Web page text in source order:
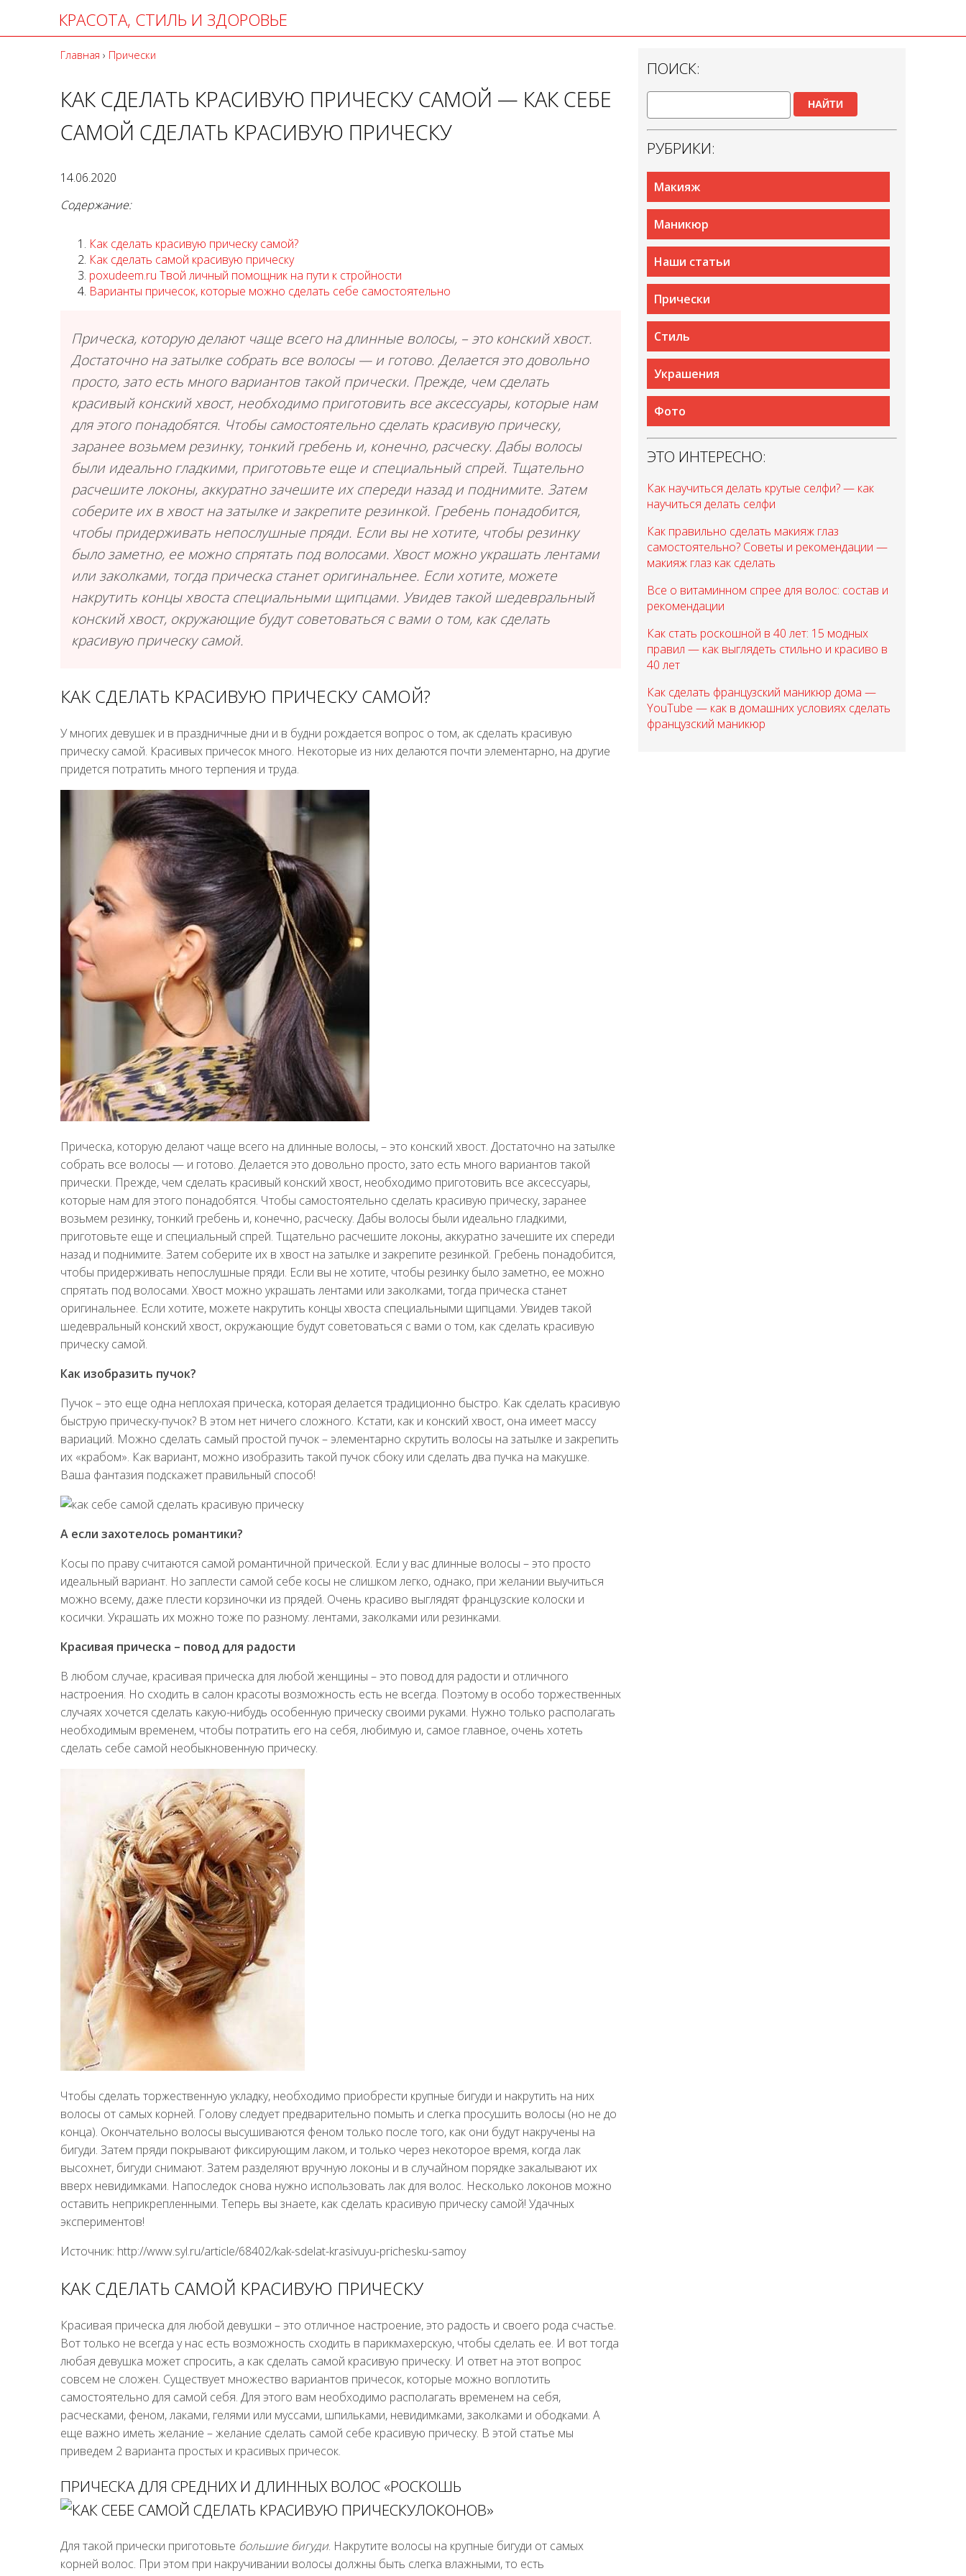
КРАСОТА, СТИЛЬ И ЗДОРОВЬЕ
Главная › Прически
КАК СДЕЛАТЬ КРАСИВУЮ ПРИЧЕСКУ САМОЙ — КАК СЕБЕ
САМОЙ СДЕЛАТЬ КРАСИВУЮ ПРИЧЕСКУ
14.06.2020
Содержание:
Как сделать красивую прическу самой?
Как сделать самой красивую прическу
poxudeem.ru Твой личный помощник на пути к стройности
Варианты причесок, которые можно сделать себе самостоятельно
Прическа, которую делают чаще всего на длинные волосы, – это конский хвост.
Достаточно на затылке собрать все волосы — и готово. Делается это довольно
просто, зато есть много вариантов такой прически. Прежде, чем сделать
красивый конский хвост, необходимо приготовить все аксессуары, которые нам
для этого понадобятся. Чтобы самостоятельно сделать красивую прическу,
заранее возьмем резинку, тонкий гребень и, конечно, расческу. Дабы волосы
были идеально гладкими, приготовьте еще и специальный спрей. Тщательно
расчешите локоны, аккуратно зачешите их спереди назад и поднимите. Затем
соберите их в хвост на затылке и закрепите резинкой. Гребень понадобится,
чтобы придерживать непослушные пряди. Если вы не хотите, чтобы резинку
было заметно, ее можно спрятать под волосами. Хвост можно украшать лентами
или заколками, тогда прическа станет оригинальнее. Если хотите, можете
накрутить концы хвоста специальными щипцами. Увидев такой шедевральный
конский хвост, окружающие будут советоваться с вами о том, как сделать
красивую прическу самой.
КАК СДЕЛАТЬ КРАСИВУЮ ПРИЧЕСКУ САМОЙ?
У многих девушек и в праздничные дни и в будни рождается вопрос о том, ак сделать красивую
прическу самой. Красивых причесок много. Некоторые из них делаются почти элементарно, на другие
придется потратить много терпения и труда.
Прическа, которую делают чаще всего на длинные волосы, – это конский хвост. Достаточно на затылке
собрать все волосы — и готово. Делается это довольно просто, зато есть много вариантов такой
прически. Прежде, чем сделать красивый конский хвост, необходимо приготовить все аксессуары,
которые нам для этого понадобятся. Чтобы самостоятельно сделать красивую прическу, заранее
возьмем резинку, тонкий гребень и, конечно, расческу. Дабы волосы были идеально гладкими,
приготовьте еще и специальный спрей. Тщательно расчешите локоны, аккуратно зачешите их спереди
назад и поднимите. Затем соберите их в хвост на затылке и закрепите резинкой. Гребень понадобится,
чтобы придерживать непослушные пряди. Если вы не хотите, чтобы резинку было заметно, ее можно
спрятать под волосами. Хвост можно украшать лентами или заколками, тогда прическа станет
оригинальнее. Если хотите, можете накрутить концы хвоста специальными щипцами. Увидев такой
шедевральный конский хвост, окружающие будут советоваться с вами о том, как сделать красивую
прическу самой.
Как изобразить пучок?
Пучок – это еще одна неплохая прическа, которая делается традиционно быстро. Как сделать красивую
быструю прическу-пучок? В этом нет ничего сложного. Кстати, как и конский хвост, она имеет массу
вариаций. Можно сделать самый простой пучок – элементарно скрутить волосы на затылке и закрепить
их «крабом». Как вариант, можно изобразить такой пучок сбоку или сделать два пучка на макушке.
Ваша фантазия подскажет правильный способ!
А если захотелось романтики?
Косы по праву считаются самой романтичной прической. Если у вас длинные волосы – это просто
идеальный вариант. Но заплести самой себе косы не слишком легко, однако, при желании выучиться
можно всему, даже плести корзиночки из прядей. Очень красиво выглядят французские колоски и
косички. Украшать их можно тоже по разному: лентами, заколками или резинками.
Красивая прическа – повод для радости
В любом случае, красивая прическа для любой женщины – это повод для радости и отличного
настроения. Но сходить в салон красоты возможность есть не всегда. Поэтому в особо торжественных
случаях хочется сделать какую-нибудь особенную прическу своими руками. Нужно только располагать
необходимым временем, чтобы потратить его на себя, любимую и, самое главное, очень хотеть
сделать себе самой необыкновенную прическу.
Чтобы сделать торжественную укладку, необходимо приобрести крупные бигуди и накрутить на них
волосы от самых корней. Голову следует предварительно помыть и слегка просушить волосы (но не до
конца). Окончательно волосы высушиваются феном только после того, как они будут накручены на
бигуди. Затем пряди покрывают фиксирующим лаком, и только через некоторое время, когда лак
высохнет, бигуди снимают. Затем разделяют вручную локоны и в случайном порядке закалывают их
вверх невидимками. Напоследок снова нужно использовать лак для волос. Несколько локонов можно
оставить неприкрепленными. Теперь вы знаете, как сделать красивую прическу самой! Удачных
экспериментов!
Источник: http://www.syl.ru/article/68402/kak-sdelat-krasivuyu-prichesku-samoy
КАК СДЕЛАТЬ САМОЙ КРАСИВУЮ ПРИЧЕСКУ
Красивая прическа для любой девушки – это отличное настроение, это радость и своего рода счастье.
Вот только не всегда у нас есть возможность сходить в парикмахерскую, чтобы сделать ее. И вот тогда
любая девушка может спросить, а как сделать самой красивую прическу. И ответ на этот вопрос
совсем не сложен. Существует множество вариантов причесок, которые можно воплотить
самостоятельно для самой себя. Для этого вам необходимо располагать временем на себя,
расческами, феном, лаками, гелями или муссами, шпильками, невидимками, заколками и ободками. А
еще важно иметь желание – желание сделать самой себе красивую прическу. В этой статье мы
приведем 2 варианта простых и красивых причесок.
ПРИЧЕСКА ДЛЯ СРЕДНИХ И ДЛИННЫХ ВОЛОС «РОСКОШЬ
ЛОКОНОВ»
Для такой прически приготовьте большие бигуди. Накрутите волосы на крупные бигуди от самых
корней волос. При этом при накручивании волосы должны быть слегка влажными, то есть
ПОИСК:
НАЙТИ
РУБРИКИ:
Макияж
Маникюр
Наши статьи
Прически
Стиль
Украшения
Фото
ЭТО ИНТЕРЕСНО:
Как научиться делать крутые селфи? — как
научиться делать селфи
Как правильно сделать макияж глаз
самостоятельно? Советы и рекомендации —
макияж глаз как сделать
Все о витаминном спрее для волос: состав и
рекомендации
Как стать роскошной в 40 лет: 15 модных
правил — как выглядеть стильно и красиво в
40 лет
Как сделать французский маникюр дома —
YouTube — как в домашних условиях сделать
французский маникюр